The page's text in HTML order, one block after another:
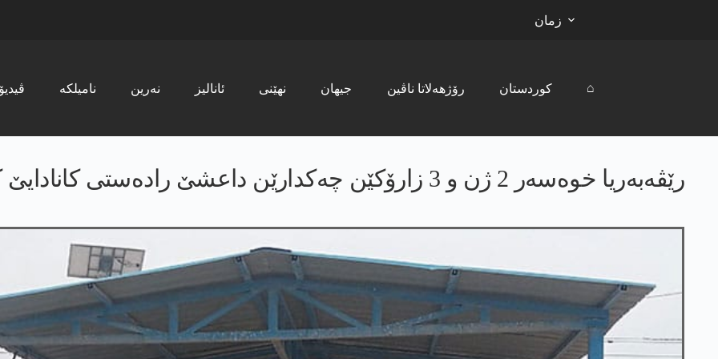
زمان
ڤیدیۆ نامیلکە نەرین ئانالیز نھێنی جیھان رۆژھەلاتا ناڤین کوردستان ⌂
رێڤەبەریا خوەسەر 2 ژن و 3 زارۆکێن چەکدارێن داعشێ رادەستی کانادایێ کرن